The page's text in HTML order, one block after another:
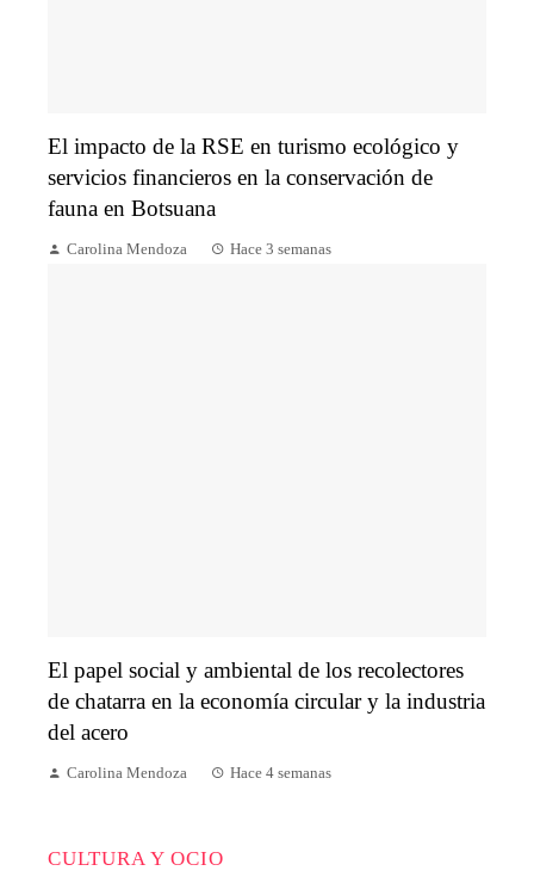
El impacto de la RSE en turismo ecológico y
servicios financieros en la conservación de
fauna en Botsuana
Carolina Mendoza Hace 3 semanas
El papel social y ambiental de los recolectores
de chatarra en la economía circular y la industria
del acero
Carolina Mendoza Hace 4 semanas
CULTURA Y OCIO